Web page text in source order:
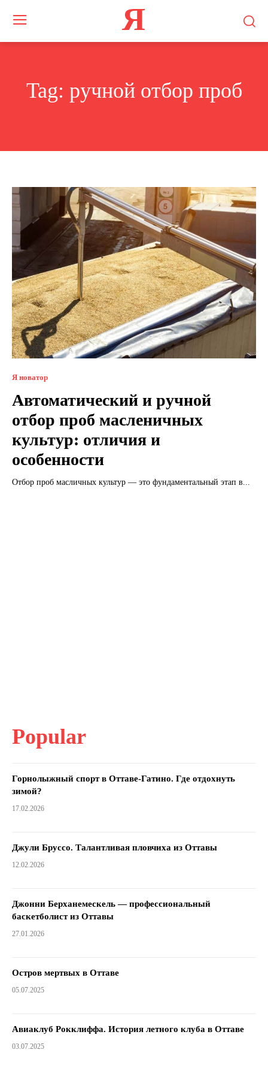
Я
Tag: ручной отбор проб
Я новатор
Автоматический и ручной
отбор проб масленичных
культур: отличия и
особенности
Отбор проб масличных культур — это фундаментальный этап в...
Popular
Горнолыжный спорт в Оттаве-Гатино. Где отдохнуть
зимой?
17.02.2026
Джули Бруссо. Талантливая пловчиха из Оттавы
12.02.2026
Джонни Берханемескель — профессиональный
баскетболист из Оттавы
27.01.2026
Остров мертвых в Оттаве
05.07.2025
Авиаклуб Рокклиффа. История летного клуба в Оттаве
03.07.2025